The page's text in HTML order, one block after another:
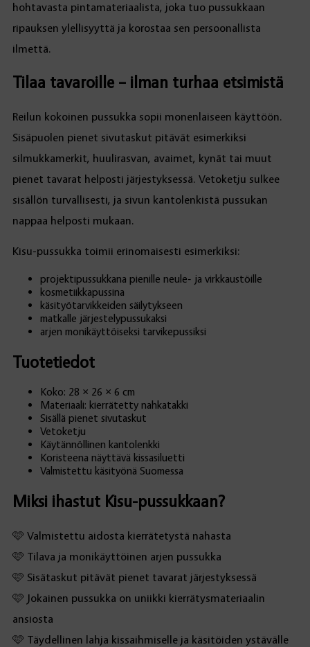
hohtavasta pintamateriaalista, joka tuo pussukkaan
ripauksen ylellisyyttä ja korostaa sen persoonallista
ilmettä.
Tilaa tavaroille – ilman turhaa etsimistä
Reilun kokoinen pussukka sopii monenlaiseen käyttöön.
Sisäpuolen pienet sivutaskut pitävät esimerkiksi
silmukkamerkit, huulirasvan, avaimet, kynät tai muut
pienet tavarat helposti järjestyksessä. Vetoketju sulkee
sisällön turvallisesti, ja sivun kantolenkistä pussukan
nappaa helposti mukaan.
Kisu-pussukka toimii erinomaisesti esimerkiksi:
projektipussukkana pienille neule- ja virkkaustöille
kosmetiikkapussina
käsityötarvikkeiden säilytykseen
matkalle järjestelypussukaksi
arjen monikäyttöiseksi tarvikepussiksi
Tuotetiedot
Koko: 28 × 26 × 6 cm
Materiaali: kierrätetty nahkatakki
Sisällä pienet sivutaskut
Vetoketju
Käytännöllinen kantolenkki
Koristeena näyttävä kissasiluetti
Valmistettu käsityönä Suomessa
Miksi ihastut Kisu-pussukkaan?
🩷 Valmistettu aidosta kierrätetystä nahasta
🩷 Tilava ja monikäyttöinen arjen pussukka
🩷 Sisätaskut pitävät pienet tavarat järjestyksessä
🩷 Jokainen pussukka on uniikki kierrätysmateriaalin
ansiosta
🩷 Täydellinen lahja kissaihmiselle ja käsitöiden ystävälle